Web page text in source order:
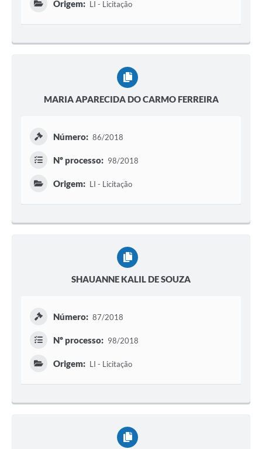
Origem: LI - Licitação
MARIA APARECIDA DO CARMO FERREIRA
Número: 86/2018
Nº processo: 98/2018
Origem: LI - Licitação
SHAUANNE KALIL DE SOUZA
Número: 87/2018
Nº processo: 98/2018
Origem: LI - Licitação